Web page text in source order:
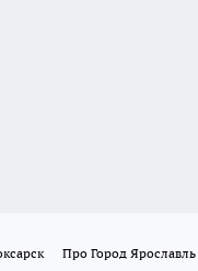
Про Город Ярославль